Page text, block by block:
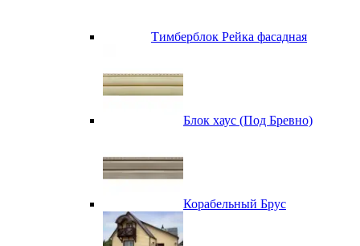
Тимберблок Рейка фасадная
Блок хаус (Под Бревно)
Корабельный Брус